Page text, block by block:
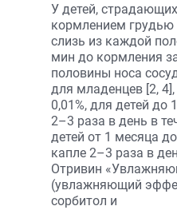
У детей,
кормлением грудью
слизь из каждой
мин до кормления
половины носа
для младенцев [2,
0,01%, для детей до
2–3 раза в день в
детей от 1 месяца
капле 2–3 раза в
Отривин
(увлажняющий
сорбитол и